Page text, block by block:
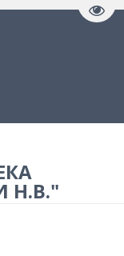
Н.В."